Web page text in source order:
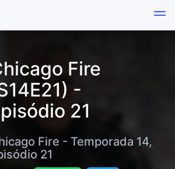
Fire
-
21
Fire - Temporada 14,
21